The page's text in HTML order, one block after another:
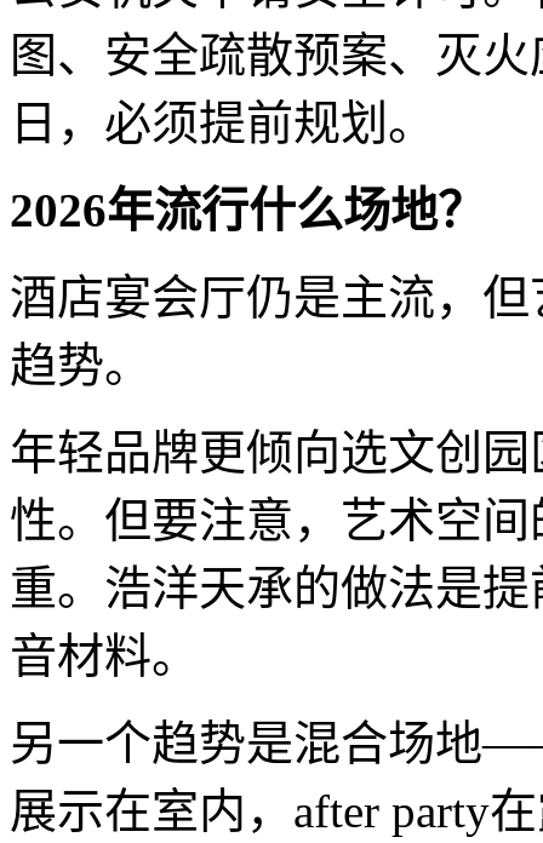
图、安全疏散预案、灭
日，必须提前规划。
2026年流行什么场地？
酒店宴会厅仍是主流，
趋势。
年轻品牌更倾向选文创
性。但要注意，艺术空
重。浩洋天承的做法是
音材料。
另一个趋势是混合场地
展示在室内，after party